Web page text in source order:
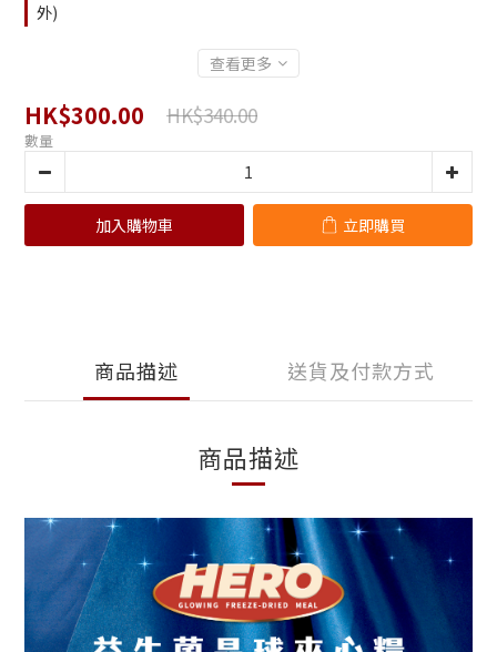
外)
查看更多
HK$300.00 HK$340.00
數量
加入購物車 立即購買
商品描述 送貨及付款方式
商品描述